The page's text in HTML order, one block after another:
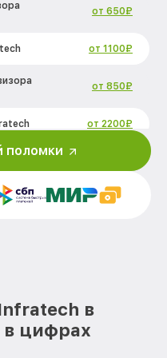
от 650₽
от 1100₽
от 850₽
от 2200₽
от 900₽
поломки
в
цифрах